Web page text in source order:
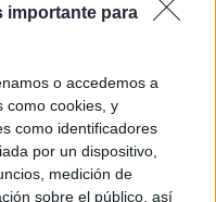
importante para
o accedemos a
como cookies, y
como identificadores
por un dispositivo,
medición de
sobre el público, así